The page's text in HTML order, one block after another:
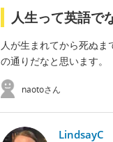
人生って英語で
人が生まれてから死ぬ
の通りだなと思います。
naotoさん
LindsayC